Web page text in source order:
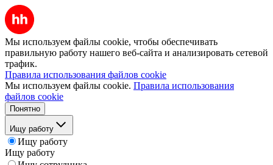
Мы используем файлы cookie, чтобы обеспечивать
правильную работу нашего веб-сайта и анализировать сетевой
трафик.
Правила использования файлов cookie
Мы используем файлы cookie. Правила использования
файлов cookie
Понятно
Ищу работу
Ищу работу
Ищу работу